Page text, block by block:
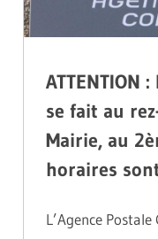
ATTENTION
se fait au
Mairie, au
horaires
L’Agence